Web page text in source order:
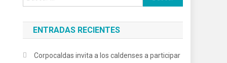
ENTRADAS RECIENTES
Corpocaldas invita a los caldenses a participar